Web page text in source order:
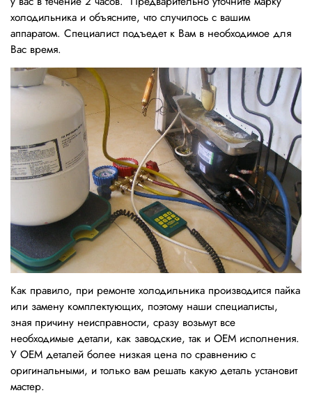
холодильника и объясните, что случилось с вашим
аппаратом. Специалист подъедет к Вам в необходимое для
Вас время.
Как правило, при ремонте холодильника производится пайка
или замену комплектующих, поэтому наши специалисты,
зная причину неисправности, сразу возьмут все
необходимые детали, как заводские, так и OEM исполнения.
У OEM деталей более низкая цена по сравнению с
оригинальными, и только вам решать какую деталь установит
мастер.